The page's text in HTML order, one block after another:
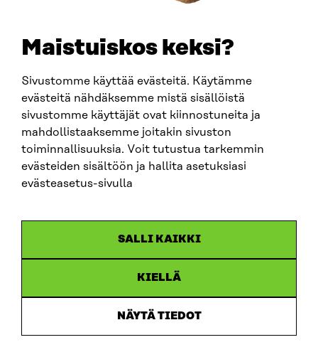
Maistuiskos keksi?
Sivustomme käyttää evästeitä. Käytämme
evästeitä nähdäksemme mistä sisällöistä
sivustomme käyttäjät ovat kiinnostuneita ja
mahdollistaaksemme joitakin sivuston
toiminnallisuuksia. Voit tutustua tarkemmin
evästeiden sisältöön ja hallita asetuksiasi
evästeasetus-sivulla
SALLI KAIKKI
KIELLÄ
NÄYTÄ TIEDOT
SITRA SOSIAALISESSA MEDIASSA
LinkedIn
Instagram
YouTube
Saavutettavuusseloste
Asiakirjajulkisuus